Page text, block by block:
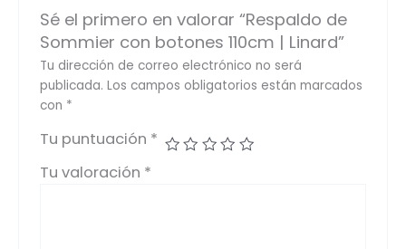
Sé el primero en valorar “Respaldo de
Sommier con botones 110cm | Linard”
Tu dirección de correo electrónico no será
publicada. Los campos obligatorios están marcados
con *
Tu puntuación *
Tu valoración *